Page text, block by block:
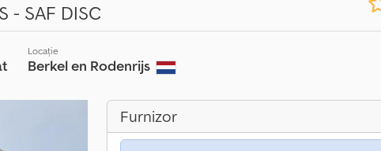
- SAF DISC
Locație
Berkel en Rodenrijs
Furnizor